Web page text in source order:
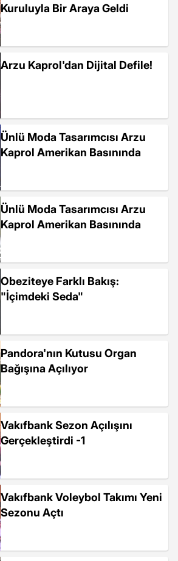
Kuruluyla Bir Araya Geldi
Arzu Kaprol'dan Dijital Defile!
Ünlü Moda Tasarımcısı Arzu
Kaprol Amerikan Basınında
Ünlü Moda Tasarımcısı Arzu
Kaprol Amerikan Basınında
Obeziteye Farklı Bakış:
"İçimdeki Seda"
Pandora'nın Kutusu Organ
Bağışına Açılıyor
Vakıfbank Sezon Açılışını
Gerçekleştirdi -1
Vakıfbank Voleybol Takımı Yeni
Sezonu Açtı